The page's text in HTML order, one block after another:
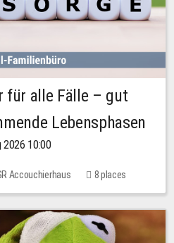
für alle Fälle – gut
Lebensphasen
2026 10:00
Accouchierhaus 8 places